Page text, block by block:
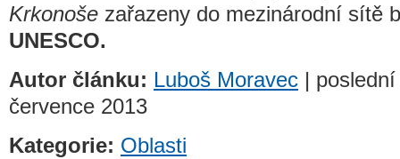
Krkonoše zařazeny do mezinárodní sítě
UNESCO.
Autor článku: Luboš Moravec |
července 2013
Kategorie: Oblasti